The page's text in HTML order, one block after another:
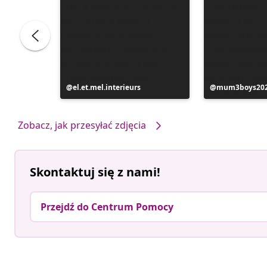
Post
opublikowany
el.et.mel.interieurs
Post
opublikowany
Zobacz, jak przesyłać zdjęcia
Skontaktuj się z nami!
Przejdź do Centrum Pomocy